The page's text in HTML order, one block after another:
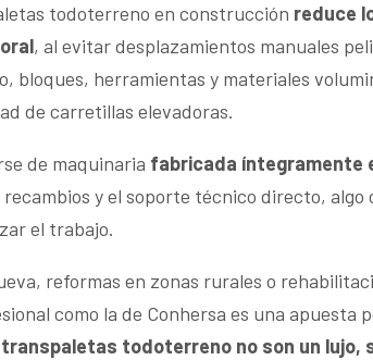
todoterreno en construcción reduce
, al evitar desplazamientos manuales
bloques, herramientas y materiales
de carretillas elevadoras.
de maquinaria fabricada íntegramente
y el soporte técnico directo, algo
el trabajo.
reformas en zonas rurales o
como la de Conhersa es una apuesta
todoterreno no son un lujo,